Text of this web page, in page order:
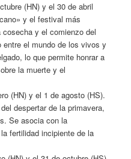
(HN) y el 30 de abril
y el festival más
y el comienzo del
el mundo de los vivos y
lo que permite honrar a
la muerte y el
(HN) y el 1 de agosto (HS).
despertar de la primavera,
Se asocia con la
fertilidad incipiente de la